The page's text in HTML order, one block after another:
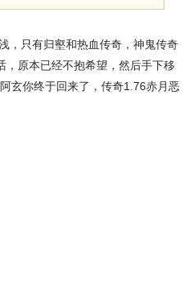
，只有归壑和热血传奇，神鬼传奇
原本已经不抱希望，然后手下移
玄你终于回来了，传奇1.76赤月恶